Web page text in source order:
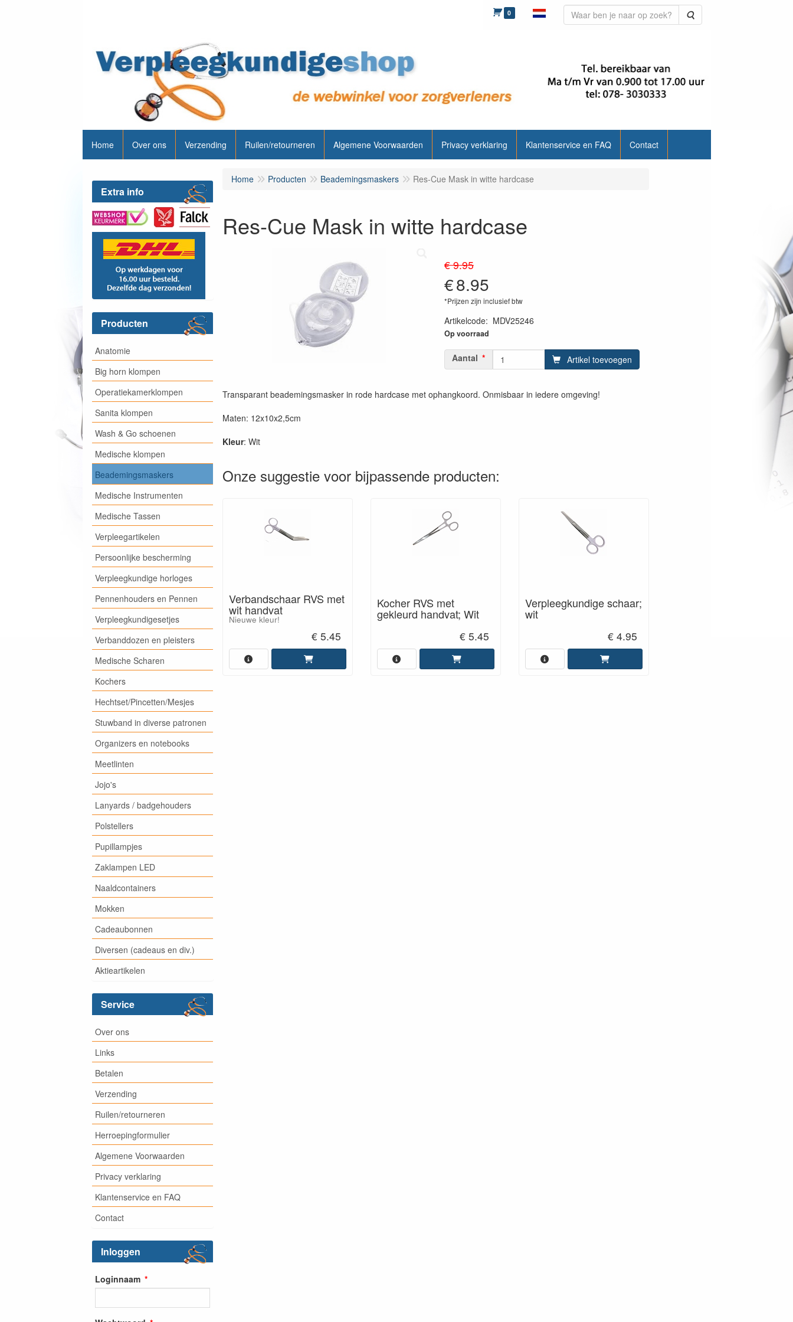
0 Zoeken
Home Over ons Verzending Ruilen/retourneren Algemene Voorwaarden Privacy verklaring Klantenservice en FAQ Contact
Extra info
Producten
Anatomie
Big horn klompen
Operatiekamerklompen
Sanita klompen
Wash & Go schoenen
Medische klompen
Beademingsmaskers
Medische Instrumenten
Medische Tassen
Verpleegartikelen
Persoonlijke bescherming
Verpleegkundige horloges
Pennenhouders en Pennen
Verpleegkundigesetjes
Verbanddozen en pleisters
Medische Scharen
Kochers
Hechtset/Pincetten/Mesjes
Stuwband in diverse patronen
Organizers en notebooks
Meetlinten
Jojo's
Lanyards / badgehouders
Polstellers
Pupillampjes
Zaklampen LED
Naaldcontainers
Mokken
Cadeaubonnen
Diversen (cadeaus en div.)
Aktieartikelen
Service
Over ons
Links
Betalen
Verzending
Ruilen/retourneren
Herroepingformulier
Algemene Voorwaarden
Privacy verklaring
Klantenservice en FAQ
Contact
Inloggen
Loginnaam
Home Producten Beademingsmaskers Res-Cue Mask in witte hardcase
Res-Cue Mask in witte hardcase
€ 9.95
€8.95
*Prijzen zijn inclusief btw
Artikelcode: MDV25246
Op voorraad
Aantal Artikel toevoegen
Transparant beademingsmasker in rode hardcase met ophangkoord. Onmisbaar in iedere omgeving!
Maten: 12x10x2,5cm
Kleur: Wit
Onze suggestie voor bijpassende producten:
Verbandschaar RVS met
wit handvat
Nieuwe kleur!
€ 5.45
Kocher RVS met
gekleurd handvat; Wit
€ 5.45
Verpleegkundige schaar;
wit
€ 4.95